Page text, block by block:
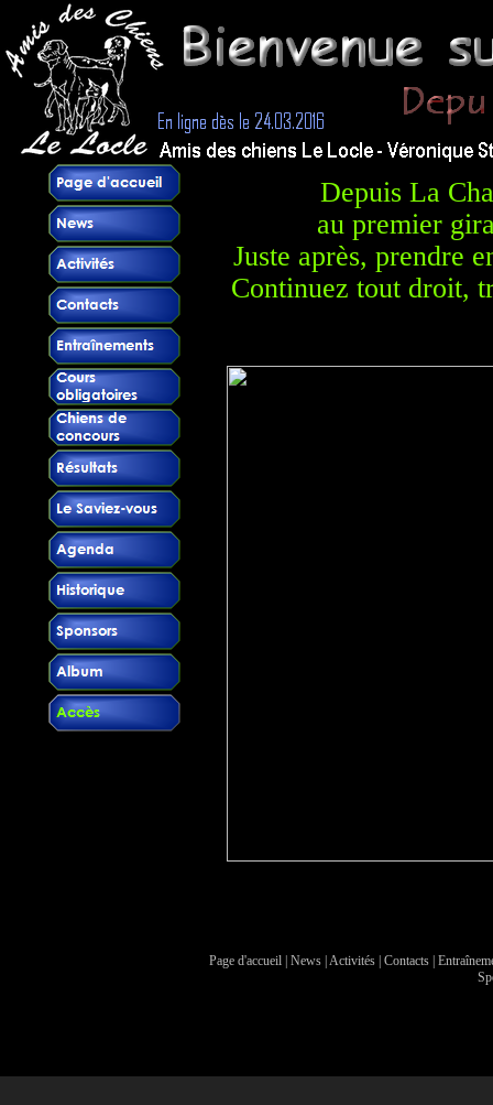
Depuis La
au premier
Juste après, prendre
Continuez tout droit,
Page d'accueil| News| Activités| Contacts|